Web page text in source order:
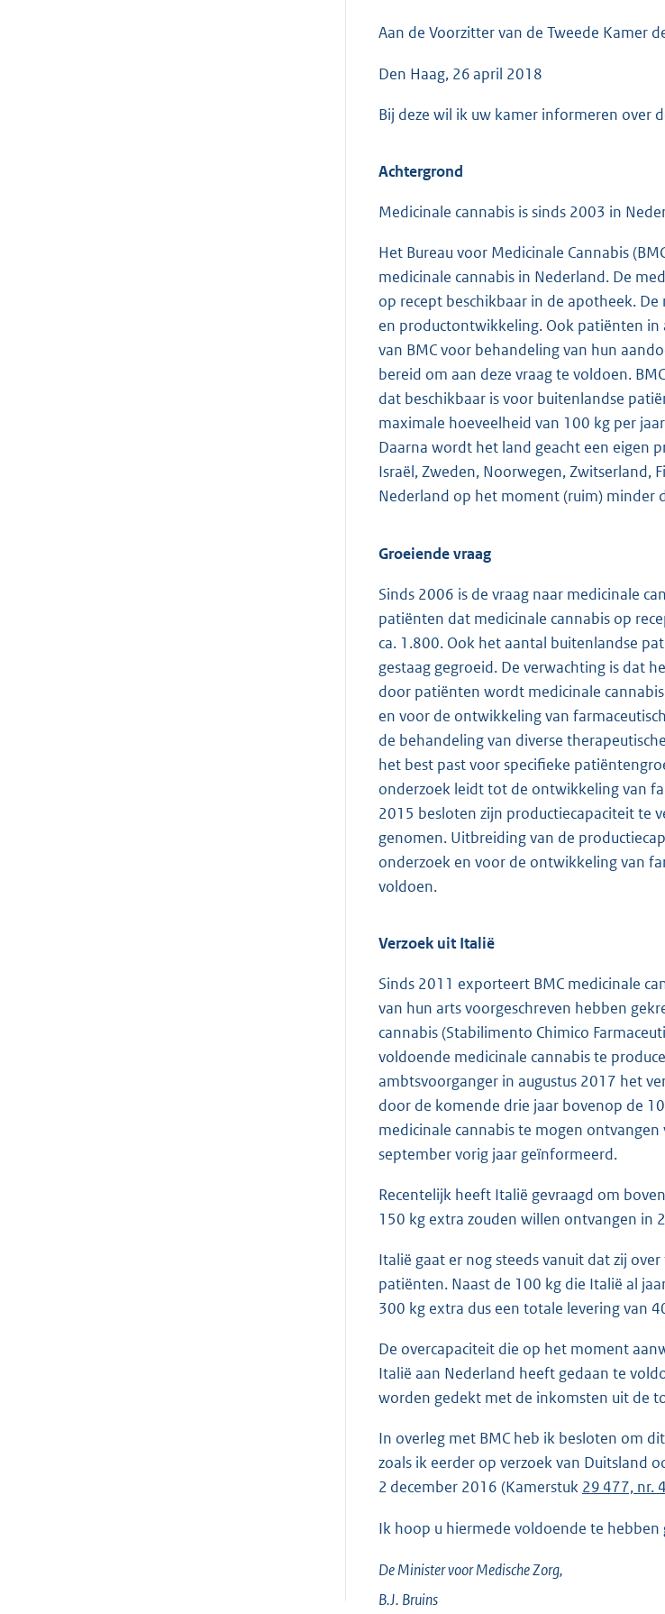
:
b
Aan de Voorzitter van de Tweede Kamer
Den Haag, 26 april 2018
Bij deze wil ik uw kamer informeren over
Achtergrond
Medicinale cannabis is sinds 2003 in
Het Bureau voor Medicinale Cannabis
medicinale cannabis in Nederland. De
op recept beschikbaar in de apotheek.
en productontwikkeling. Ook patiënten in
van BMC voor behandeling van hun
bereid om aan deze vraag te voldoen.
dat beschikbaar is voor buitenlandse
maximale hoeveelheid van 100 kg per
Daarna wordt het land geacht een eigen
Israël, Zweden, Noorwegen, Zwitserland,
Nederland op het moment (ruim) minder
Groeiende vraag
Sinds 2006 is de vraag naar medicinale
patiënten dat medicinale cannabis op
ca. 1.800. Ook het aantal buitenlandse
gestaag gegroeid. De verwachting is dat
door patiënten wordt medicinale
en voor de ontwikkeling van
de behandeling van diverse
het best past voor specifieke
onderzoek leidt tot de ontwikkeling van
2015 besloten zijn productiecapaciteit te
genomen. Uitbreiding van de
onderzoek en voor de ontwikkeling van
voldoen.
Verzoek uit Italië
Sinds 2011 exporteert BMC medicinale
van hun arts voorgeschreven hebben
cannabis (Stabilimento Chimico
voldoende medicinale cannabis te
ambtsvoorganger in augustus 2017 het
door de komende drie jaar bovenop de
medicinale cannabis te mogen
september vorig jaar geïnformeerd.
Recentelijk heeft Italië gevraagd om
150 kg extra zouden willen ontvangen in
Italië gaat er nog steeds vanuit dat zij
patiënten. Naast de 100 kg die Italië al
300 kg extra dus een totale levering van
De overcapaciteit die op het moment
Italië aan Nederland heeft gedaan te
worden gedekt met de inkomsten uit de
In overleg met BMC heb ik besloten om
zoals ik eerder op verzoek van Duitsland
2 december 2016 (Kamerstuk 29 477, nr.
Ik hoop u hiermede voldoende te
De Minister voor Medische Zorg,
B.J. Bruins